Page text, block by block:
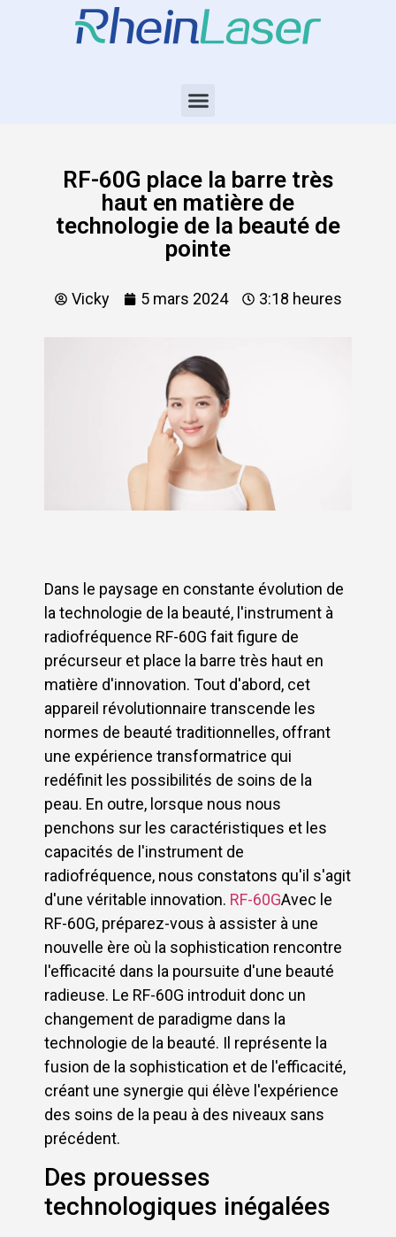
RF-60G place la barre très
haut en matière de
technologie de la beauté de
pointe
Vicky 5 mars 2024 3:18 heures
Dans le paysage en constante évolution de
la technologie de la beauté, l'instrument à
radiofréquence RF-60G fait figure de
précurseur et place la barre très haut en
matière d'innovation. Tout d'abord, cet
appareil révolutionnaire transcende les
normes de beauté traditionnelles, offrant
une expérience transformatrice qui
redéfinit les possibilités de soins de la
peau. En outre, lorsque nous nous
penchons sur les caractéristiques et les
capacités de l'instrument de
radiofréquence, nous constatons qu'il s'agit
d'une véritable innovation. RF-60GAvec le
RF-60G, préparez-vous à assister à une
nouvelle ère où la sophistication rencontre
l'efficacité dans la poursuite d'une beauté
radieuse. Le RF-60G introduit donc un
changement de paradigme dans la
technologie de la beauté. Il représente la
fusion de la sophistication et de l'efficacité,
créant une synergie qui élève l'expérience
des soins de la peau à des niveaux sans
précédent.
Des prouesses
technologiques inégalées